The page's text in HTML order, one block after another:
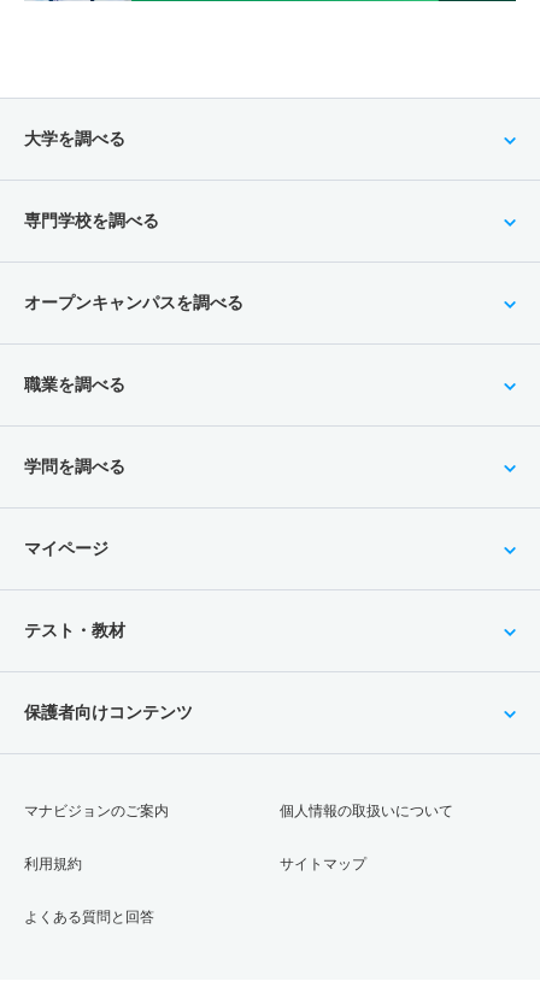
大学を調べる
専門学校を調べる
オープンキャンパスを調べる
職業を調べる
学問を調べる
マイページ
テスト・教材
保護者向けコンテンツ
マナビジョンのご案内
利用規約
よくある質問と回答
個人情報の取扱いについて
サイトマップ